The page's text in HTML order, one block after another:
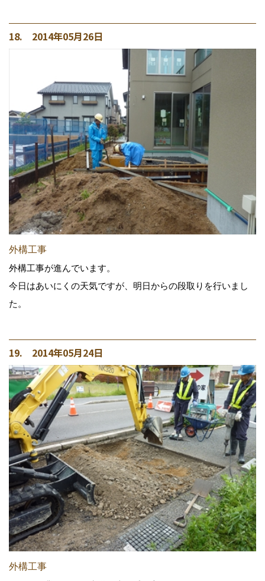
18. 2014年05月26日
外構工事
外構工事が進んでいます。
今日はあいにくの天気ですが、明日からの段取りを行いまし
た。
19. 2014年05月24日
外構工事